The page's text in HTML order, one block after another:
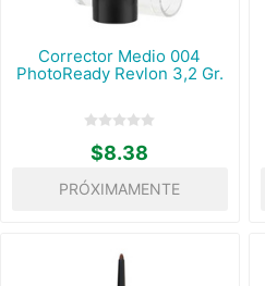
Corrector Medio 004
PhotoReady Revlon 3,2 Gr.
$8.38
PRÓXIMAMENTE